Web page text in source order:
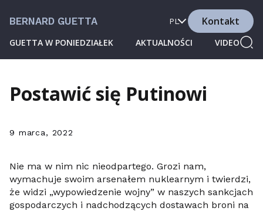
BERNARD GUETTA
GUETTA W PONIEDZIAŁEK AKTUALNOŚCI VIDEO
PL Kontakt
Postawić się Putinowi
9 marca, 2022
Nie ma w nim nic nieodpartego. Grozi nam,
wymachuje swoim arsenałem nuklearnym i twierdzi,
że widzi „wypowiedzenie wojny” w naszych sankcjach
gospodarczych i nadchodzących dostawach broni na